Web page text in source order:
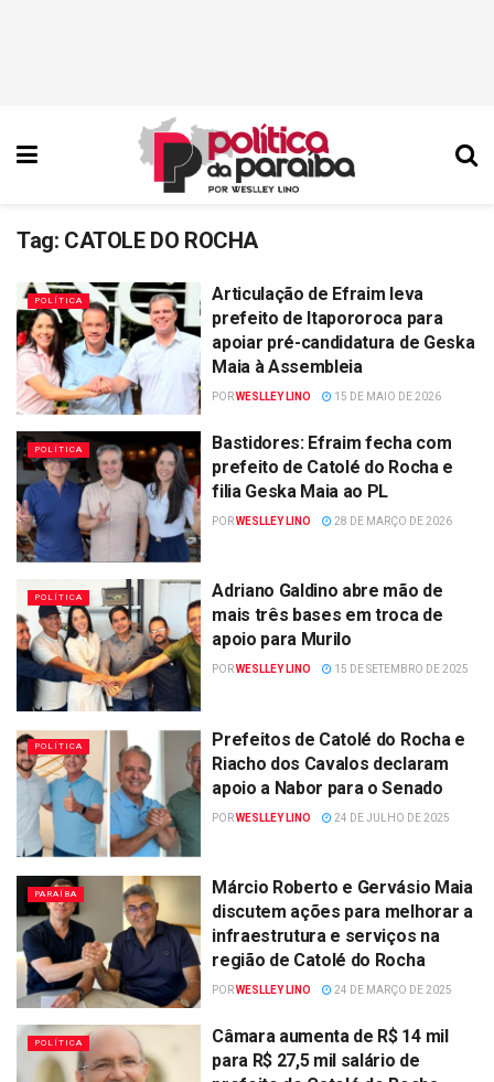
Tag: CATOLE DO ROCHA
POLÍTICA
Articulação de Efraim leva
prefeito de Itapororoca para
apoiar pré-candidatura de Geska
Maia à Assembleia
PORWESLLEY LINO 15 DE MAIO DE 2026
POLÍTICA
Bastidores: Efraim fecha com
prefeito de Catolé do Rocha e
filia Geska Maia ao PL
PORWESLLEY LINO 28 DE MARÇO DE 2026
POLÍTICA
Adriano Galdino abre mão de
mais três bases em troca de
apoio para Murilo
PORWESLLEY LINO 15 DE SETEMBRO DE 2025
POLÍTICA
Prefeitos de Catolé do Rocha e
Riacho dos Cavalos declaram
apoio a Nabor para o Senado
PORWESLLEY LINO 24 DE JULHO DE 2025
PARAÍBA
Márcio Roberto e Gervásio Maia
discutem ações para melhorar a
infraestrutura e serviços na
região de Catolé do Rocha
PORWESLLEY LINO 24 DE MARÇO DE 2025
POLÍTICA
Câmara aumenta de R$ 14 mil
para R$ 27,5 mil salário de